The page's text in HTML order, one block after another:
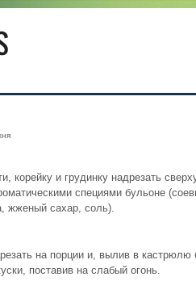
корейку и грудинку надрезать
специями бульоне
жженый сахар, соль).
на порции и, вылив в
поставив на слабый огонь.